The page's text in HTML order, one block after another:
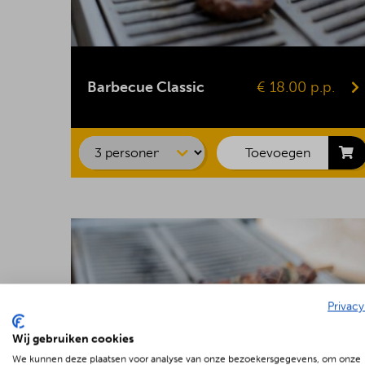
Barbecue Classic € 18.00 p.p.
Hamburger
Toevoegen
Wij gebruiken cookies
We kunnen deze plaatsen voor analyse van onze bezoekersgegevens, om onze